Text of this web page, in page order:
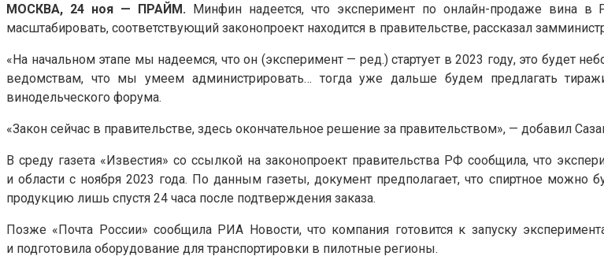
МОСКВА, 24 ноя — ПРАЙМ.Минфин надеется, что эксперимент по онлайн-продаже вина
масштабировать, соответствующий законопроект находится в правительстве, рассказал
«На начальном этапе мы надеемся, что он (эксперимент — ред.) стартует в 2023 году, это
ведомствам, что мы умеем администрировать… тогда уже дальше будем предлагать
винодельческого форума.
«Закон сейчас в правительстве, здесь окончательное решение за правительством», — добавил
В среду газета «Известия» со ссылкой на законопроект правительства РФ сообщила, что
и области с ноября 2023 года. По данным газеты, документ предполагает, что спиртное можно
продукцию лишь спустя 24 часа после подтверждения заказа.
Позже «Почта России» сообщила РИА Новости, что компания готовится к запуску
и подготовила оборудование для транспортировки в пилотные регионы.